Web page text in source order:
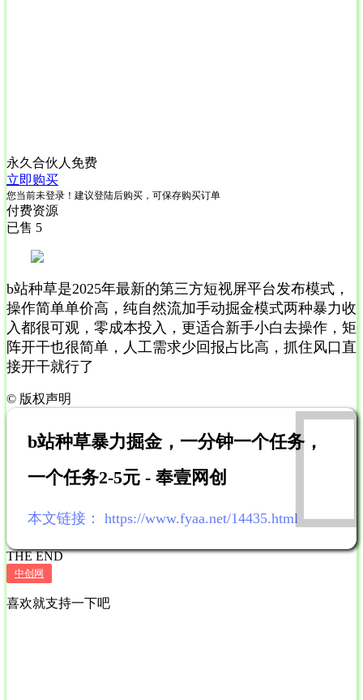
永久合伙人 免费
立即购买
您当前未登录！建议登陆后购买，可保存购买订单
付费资源
已售 5
b站种草是2025年最新的第三方短视屏平台发布模式，
操作简单单价高，纯自然流加手动掘金模式两种暴力收
入都很可观，零成本投入，更适合新手小白去操作，矩
阵开干也很简单，人工需求少回报占比高，抓住风口直
接开干就行了
© 版权声明
b站种草暴力掘金，一分钟一个任务，
一个任务2-5元 - 奉壹网创
本文链接： https://www.fyaa.net/14435.html
THE END
中创网
喜欢就支持一下吧